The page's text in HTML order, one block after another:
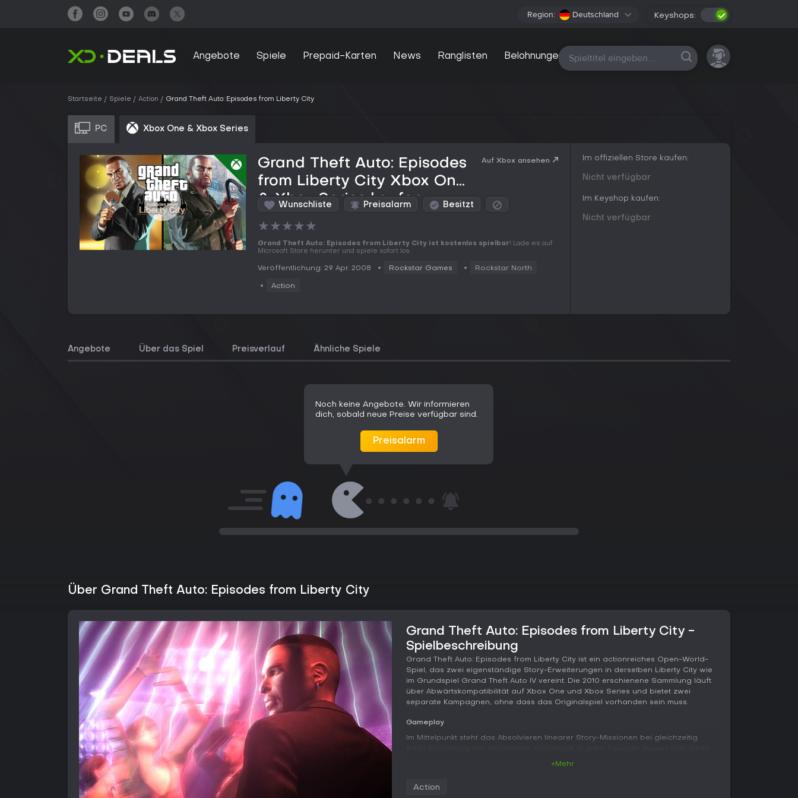
Region: Deutschland Keyshops:
Angebote Spiele Prepaid-Karten News Ranglisten Belohnungen Alle Plattformen
Startseite Spiele Action Grand Theft Auto: Episodes from Liberty City
PC Xbox One & Xbox Series
Grand Theft Auto: Episodes
from Liberty City Xbox One
& Xbox Series kaufen
Auf Xbox ansehen
Wunschliste Preisalarm Besitzt
★★★★★
Grand Theft Auto: Episodes from Liberty City ist kostenlos spielbar! Lade es auf
Microsoft Store herunter und spiele sofort los.
Veröffentlichung: 29 Apr. 2008 Rockstar Games Rockstar North
Action
Im offiziellen Store kaufen:
Nicht verfügbar
Im Keyshop kaufen:
Nicht verfügbar
Angebote Über das Spiel Preisverlauf Ähnliche Spiele
Noch keine Angebote. Wir informieren
dich, sobald neue Preise verfügbar sind.
Preisalarm
Über Grand Theft Auto: Episodes from Liberty City
Grand Theft Auto: Episodes from Liberty City -
Spielbeschreibung
Grand Theft Auto: Episodes from Liberty City ist ein actionreiches Open-World-
Spiel, das zwei eigenständige Story-Erweiterungen in derselben Liberty City wie
im Grundspiel Grand Theft Auto IV vereint. Die 2010 erschienene Sammlung läuft
über Abwärtskompatibilität auf Xbox One und Xbox Series und bietet zwei
separate Kampagnen, ohne dass das Originalspiel vorhanden sein muss.
Gameplay
Im Mittelpunkt steht das Absolvieren linearer Story-Missionen bei gleichzeitig
auf Motorradkämpfe und Gang-Aktivitäten, während The Ballad of Gay Tony
+Mehr
Action